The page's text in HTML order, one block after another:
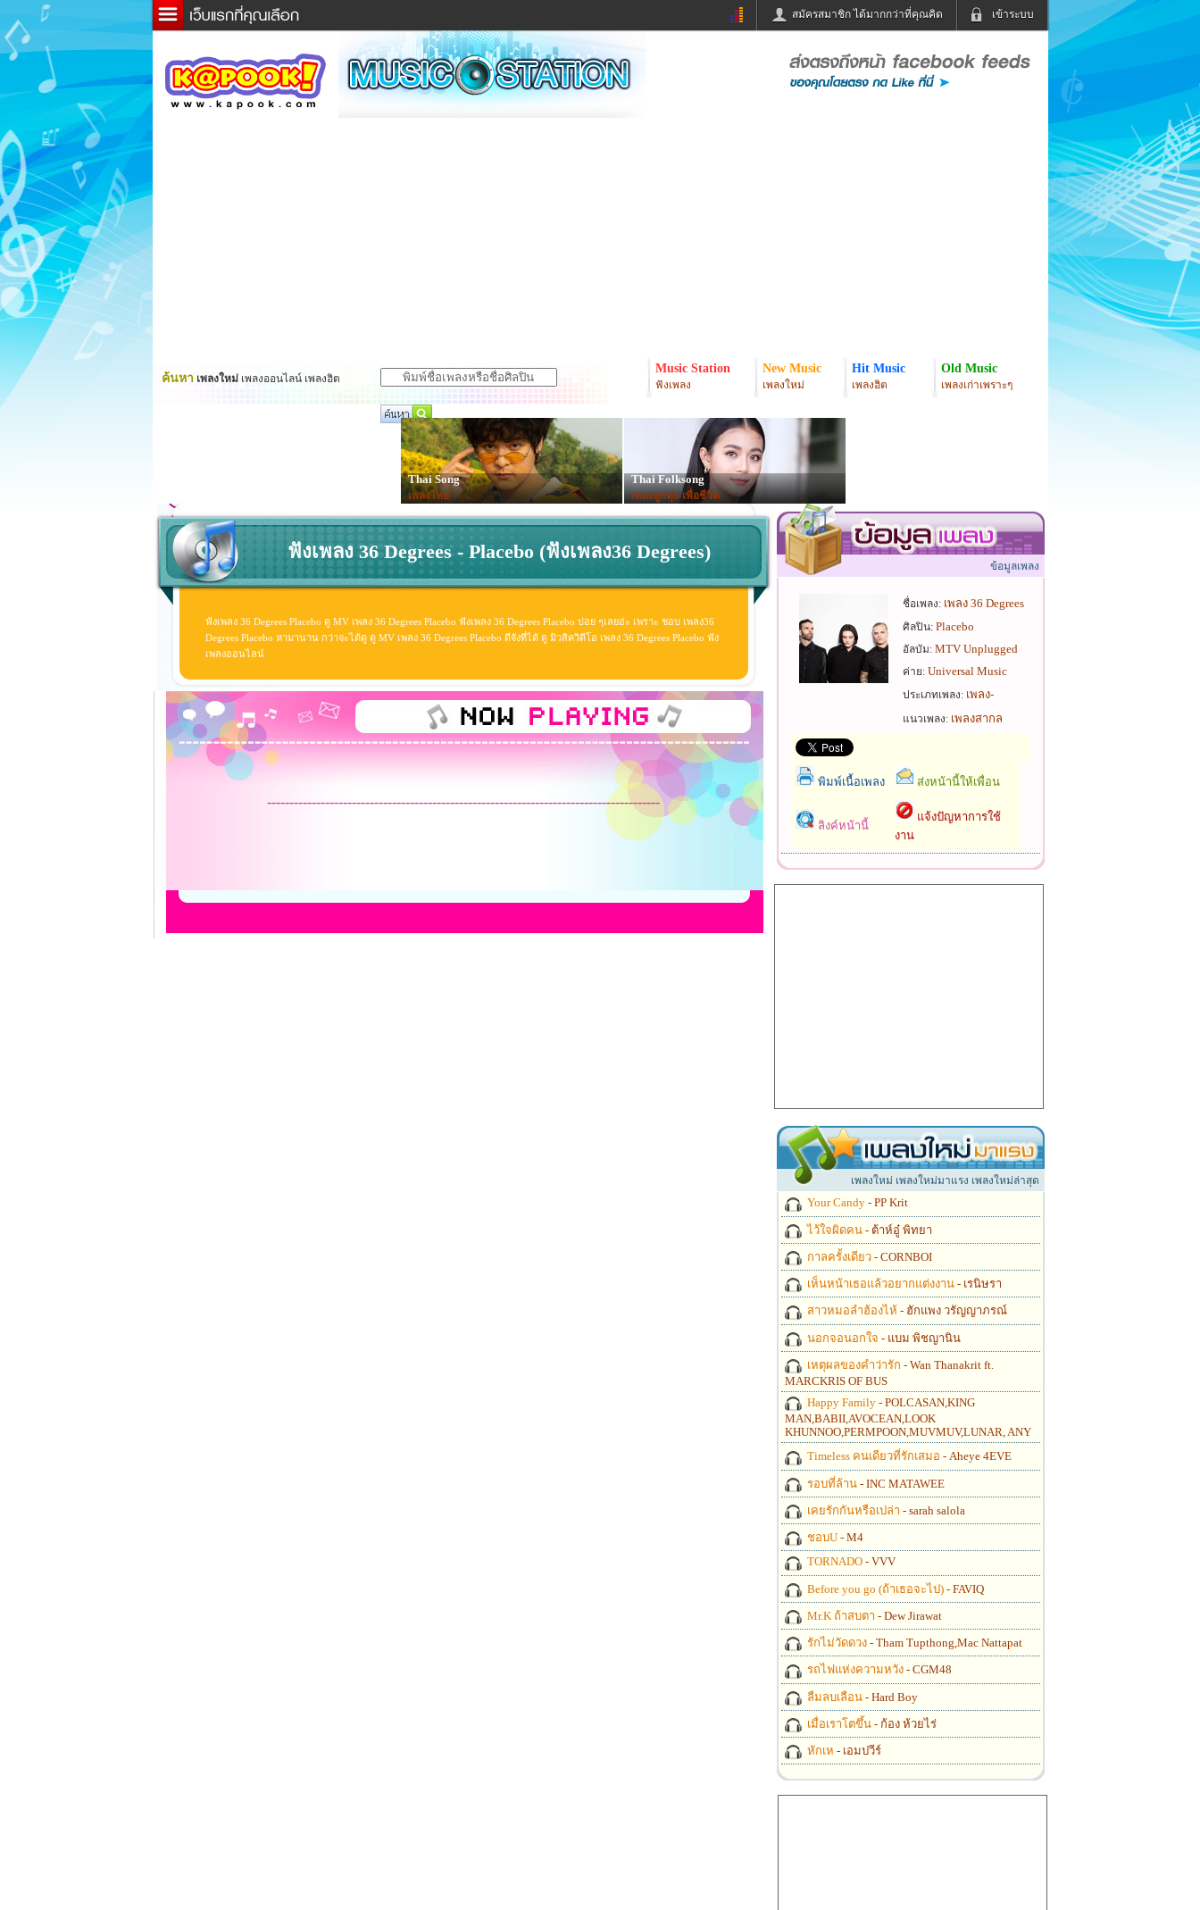
เข้าระบบ
สมัครสมาชิก ได้มากกว่าที่คุณคิด
ข่าวด่วน ข่าวสั้น
ละคร
หนังใหม่
ฟังวิทยุออนไลน์
หมากรุกไทย
Email
ค้นหา เพลงใหม่ เพลงออนไลน์ เพลงฮิต
Music Station
ฟังเพลง
New Music
เพลงใหม่
Hit Music
เพลงฮิต
Old Music
เพลงเก่าเพราะๆ
Thai Song
เพลงไทย
Thai Folksong
เพลงลูกทุ่ง-เพื่อชีวิต
ฟังเพลง 36 Degrees - Placebo (ฟังเพลง36 Degrees)
ฟังเพลง 36 Degrees Placebo ดู MV เพลง 36 Degrees Placebo ฟังเพลง 36 Degrees Placebo บ่อย ๆเลยอ่ะ เพราะ ชอบ เพลง36
Degrees Placebo หามานาน กว่าจะได้ดู ดู MV เพลง 36 Degrees Placebo ดีจังที่ได้ ดู มิวสิควิดีโอ เพลง 36 Degrees Placebo ฟัง
เพลงออนไลน์
----------------------------------------------------------------------------------------
ข้อมูลเพลง
ชื่อเพลง: เพลง 36 Degrees
ศิลปิน: Placebo
อัลบัม: MTV Unplugged
ค่าย: Universal Music
ประเภทเพลง: เพลง-
แนวเพลง: เพลงสากล
พิมพ์เนื้อเพลง ส่งหน้านี้ให้เพื่อน
ลิงค์หน้านี้
แจ้งปัญหาการใช้
งาน
เพลงใหม่ เพลงใหม่มาแรง เพลงใหม่ล่าสุด
Your Candy - PP Krit
ไว้ใจผิดคน - ต้าห์อู๋ พิทยา
กาลครั้งเดียว - CORNBOI
เห็นหน้าเธอแล้วอยากแต่งงาน - เรนิษรา
สาวหมอลำฮ้องไห้ - ฮักแพง วรัญญาภรณ์
นอกจอนอกใจ - แบม พิชญานิน
เหตุผลของคำว่ารัก - Wan Thanakrit ft.
MARCKRIS OF BUS
Happy Family - POLCASAN,KING
MAN,BABII,AVOCEAN,LOOK
KHUNNOO,PERMPOON,MUVMUV,LUNAR, ANY
Timeless คนเดียวที่รักเสมอ - Aheye 4EVE
รอบที่ล้าน - INC MATAWEE
เคยรักกันหรือเปล่า - sarah salola
ชอบU - M4
TORNADO - VVV
Before you go (ถ้าเธอจะไป) - FAVIQ
Mr.K ถ้าสบตา - Dew Jirawat
รักไม่วัดดวง - Tham Tupthong,Mac Nattapat
รถไฟแห่งความหวัง - CGM48
ลืมลบเลือน - Hard Boy
เมื่อเราโตขึ้น - ก้อง ห้วยไร่
หักเห - เอมปวีร์